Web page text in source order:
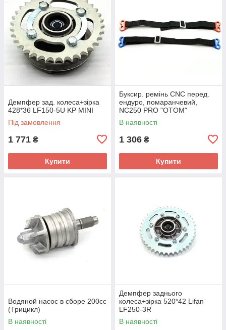
Демпфер зад. колеса+зірка
428*36 LF150-5U KP MINI
Під замовлення
1 771 ₴
Купити
Буксир. ремінь CNC перед.
ендуро, помаранчевий,
NC250 PRO "OTOM"
В наявності
1 306 ₴
Купити
Водяной насос в сборе 200сс
(Трицикл)
В наявності
Демпфер заднього
колеса+зірка 520*42 Lifan
LF250-3R
В наявності